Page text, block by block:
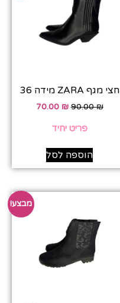
חצי מגף ZARA מידה 36‎
90.00₪
70.00 ₪
פריט יחיד
הוספה לסל
מבצע!